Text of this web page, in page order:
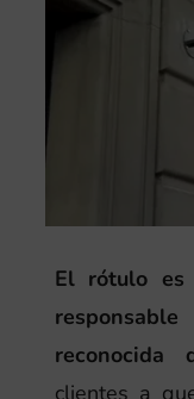
El rótulo
reconocida
clientes a